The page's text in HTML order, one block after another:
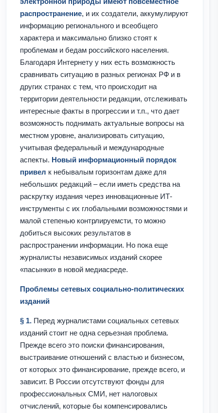
распространение, и их создатели, аккумулируют
информацию регионального и всеобщего
характера и максимально близко стоят к
проблемам и бедам российского населения.
Благодаря Интернету у них есть возможность
сравнивать ситуацию в разных регионах РФ и в
других странах с тем, что происходит на
территории деятельности редакции, отслеживать
интересные факты в прогрессии и т.п., что дает
возможность поднимать актуальные вопросы на
местном уровне, анализировать ситуацию,
учитывая федеральный и международные
аспекты. Новый информационный порядок
привел к небывалым горизонтам даже для
небольших редакций – если иметь средства на
раскрутку издания через инновационные ИТ-
инструменты с их глобальными возможностями и
малой степенью контрлируемсти, то можно
добиться высоких результатов в
распространении информации. Но пока еще
журналисты независимых изданий скорее
«пасынки» в новой медиасреде.
Проблемы сетевых социально-политических
изданий
§ 1. Перед журналистами социальных сетевых
изданий стоит не одна серьезная проблема.
Прежде всего это поиски финансирования,
выстраивание отношений с властью и бизнесом,
от которых это финансирование, прежде всего, и
зависит. В России отсутствуют фонды для
профессиональных СМИ, нет налоговых
отчислений, которые бы компенсировались